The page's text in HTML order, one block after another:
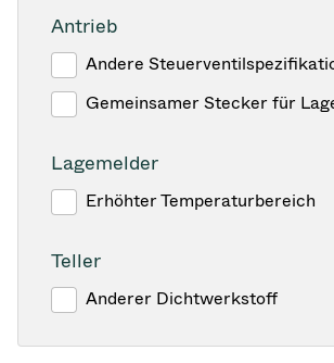
Antrieb
Andere
Gemeinsamer Stecker für
Lagemelder
Erhöhter Temperaturbereich
Teller
Anderer Dichtwerkstoff